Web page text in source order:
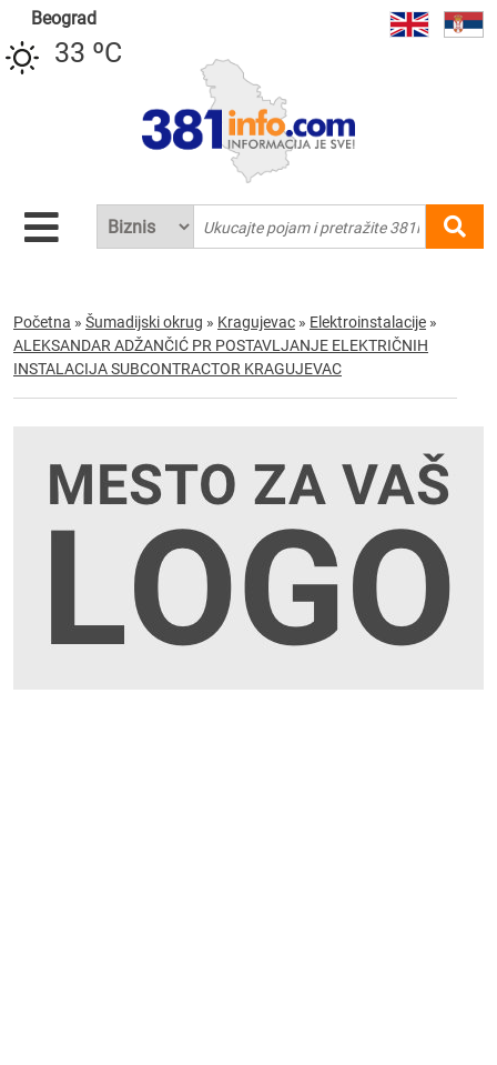
Beograd
33 ºC
Početna » Šumadijski okrug » Kragujevac » Elektroinstalacije »
ALEKSANDAR ADŽANČIĆ PR POSTAVLJANJE ELEKTRIČNIH
INSTALACIJA SUBCONTRACTOR KRAGUJEVAC